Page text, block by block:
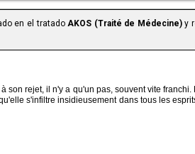
en el tratadoAKOS (Traité de Médecine)y
son rejet, il n'y a qu'un pas, souvent vite
s'infiltre insidieusement dans tous les